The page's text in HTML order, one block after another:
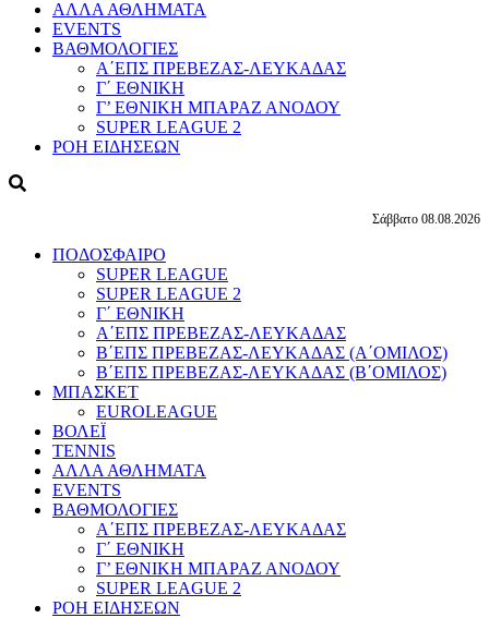
ΑΛΛΑ ΑΘΛΗΜΑΤΑ
EVENTS
ΒΑΘΜΟΛΟΓΙΕΣ
Α΄ΕΠΣ ΠΡΕΒΕΖΑΣ-ΛΕΥΚΑΔΑΣ
Γ΄ ΕΘΝΙΚΗ
Γ’ ΕΘΝΙΚΗ ΜΠΑΡΑΖ ΑΝΟΔΟΥ
SUPER LEAGUE 2
ΡΟΗ ΕΙΔΗΣΕΩΝ
Σάββατο 08.08.2026
ΠΟΔΟΣΦΑΙΡΟ
SUPER LEAGUE
SUPER LEAGUE 2
Γ΄ ΕΘΝΙΚΗ
Α΄ΕΠΣ ΠΡΕΒΕΖΑΣ-ΛΕΥΚΑΔΑΣ
Β΄ΕΠΣ ΠΡΕΒΕΖΑΣ-ΛΕΥΚΑΔΑΣ (Α΄ΟΜΙΛΟΣ)
Β΄ΕΠΣ ΠΡΕΒΕΖΑΣ-ΛΕΥΚΑΔΑΣ (Β΄ΟΜΙΛΟΣ)
ΜΠΑΣΚΕΤ
EUROLEAGUE
ΒΟΛΕΪ
TENNIS
ΑΛΛΑ ΑΘΛΗΜΑΤΑ
EVENTS
ΒΑΘΜΟΛΟΓΙΕΣ
Α΄ΕΠΣ ΠΡΕΒΕΖΑΣ-ΛΕΥΚΑΔΑΣ
Γ΄ ΕΘΝΙΚΗ
Γ’ ΕΘΝΙΚΗ ΜΠΑΡΑΖ ΑΝΟΔΟΥ
SUPER LEAGUE 2
ΡΟΗ ΕΙΔΗΣΕΩΝ